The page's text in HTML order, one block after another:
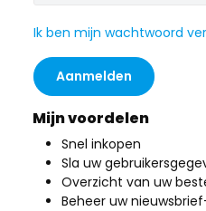
Ik ben mijn wachtwoord
Aanmelden
Mijn voordelen
Snel inkopen
Sla uw
Overzicht van uw
Beheer uw